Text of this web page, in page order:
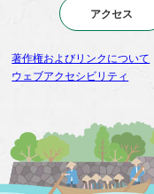
アクセス
著作権およびリンクについて
ウェブアクセシビリティ